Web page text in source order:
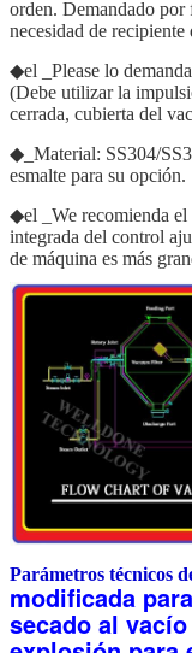
orden. Demandado
necesidad de recipiente
◆el _Please lo
(Debe utilizar la
cerrada, cubierta del
◆_Material: SS304/
esmalte para su opción.
◆el _We recomienda el
integrada del control
de máquina es más
Parámetros técnicos
modificada
secado al